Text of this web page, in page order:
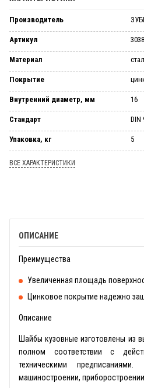
Производитель
Артикул
Материал
Покрытие
Внутренний диаметр, мм 16
Стандарт DIN
Упаковка, кг 5
ВСЕ ХАРАКТЕРИСТИКИ
ОПИСАНИЕ
Преимущества
Увеличенная площадь
Цинковое покрытие надежно
Описание
Шайбы кузовные изготовлены из
полном соответствии с
техническими
машиностроении,